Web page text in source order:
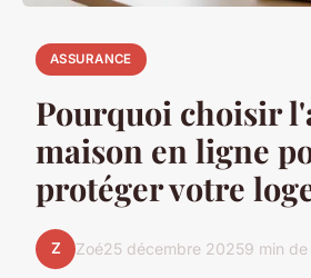
ASSURANCE
Pourquoi choisir
maison en ligne
protéger votre
Z Zoé25 décembre 20259 min